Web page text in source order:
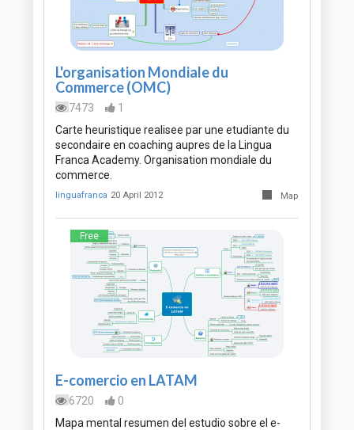
L'organisation Mondiale du
Commerce (OMC)
7473
1
Carte heuristique realisee par une etudiante du
secondaire en coaching aupres de la Lingua
Franca Academy. Organisation mondiale du
commerce.
linguafranca 20 April 2012 Map
Free
E-comercio en LATAM
6720
0
Mapa mental resumen del estudio sobre el e-